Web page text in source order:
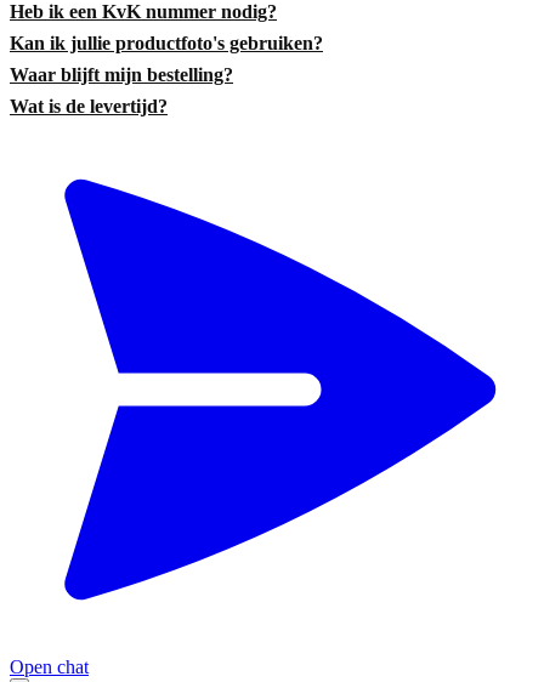
Heb ik een KvK nummer nodig?
Kan ik jullie productfoto's gebruiken?
Waar blijft mijn bestelling?
Wat is de levertijd?
Open chat